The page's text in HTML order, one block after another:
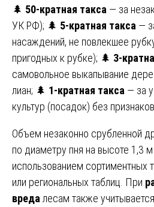
🌲 50-кратная такса — за
УК РФ); 🌲 5-кратная такса —
насаждений, не повлекшее
пригодных к рубке); 🌲 3-
самовольное выкапывание
лиан; 🌲 1-кратная такса — за
культур (посадок) без
Объем незаконно срубленной
по диаметру пня на высоте 1,3
использованием сортиментных
или региональных таблиц. При
вреда лесам также